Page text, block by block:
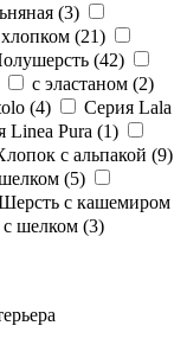
(3)
(21)
(42)
с эластаном (2)
(4)
Серия Lala
Linea Pura (1)
с альпакой (9)
(5)
с кашемиром
шелком (3)